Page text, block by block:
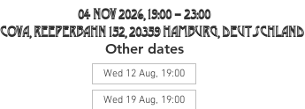
04 Nov 2026, 19:00 – 23:00
Reeperbahn 152, 20359 Hamburg, Deutschland
Other dates
Wed 12 Aug, 19:00
Wed 19 Aug, 19:00